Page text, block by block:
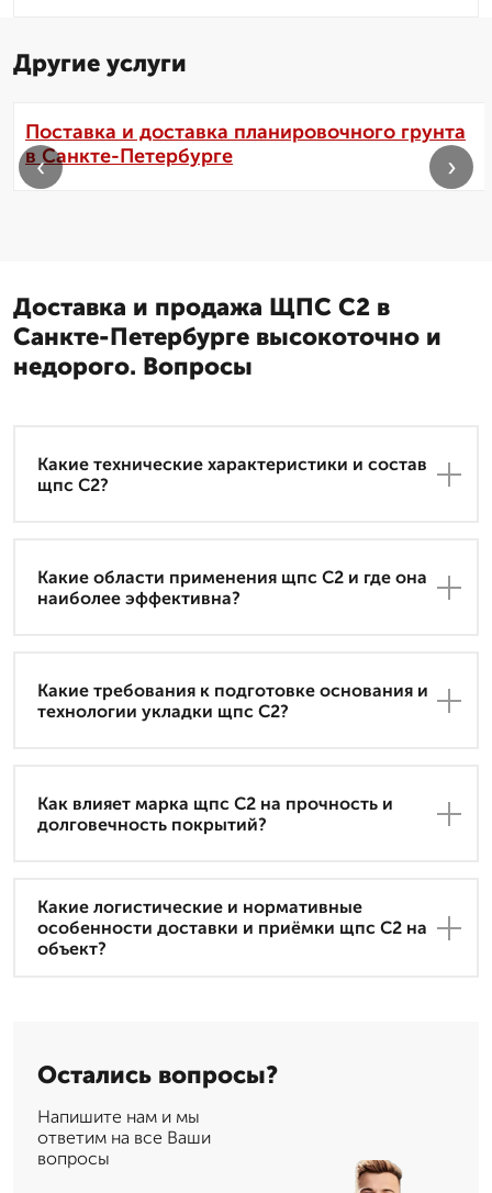
Другие услуги
Поставка и доставка планировочного грунта
в Санкте-Петербурге
‹ ›
Доставка и продажа ЩПС С2 в
Санкте-Петербурге высокоточно и
недорого. Вопросы
Какие технические характеристики и состав
щпс С2?
Какие области применения щпс С2 и где она
наиболее эффективна?
Какие требования к подготовке основания и
технологии укладки щпс С2?
Как влияет марка щпс С2 на прочность и
долговечность покрытий?
Какие логистические и нормативные
особенности доставки и приёмки щпс С2 на
объект?
Остались вопросы?
Напишите нам и мы
ответим на все Ваши
вопросы